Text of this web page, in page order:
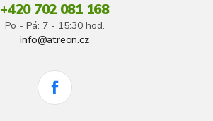
+420 702 081 168
Po - Pá: 7 - 15:30 hod.
info@atreon.cz